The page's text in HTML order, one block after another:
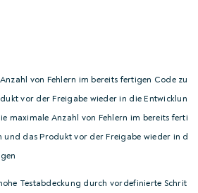
von Fehlern im bereits fertigen Code zu
vor der Freigabe wieder in die Entwicklun
maximale Anzahl von Fehlern im bereits ferti
und das Produkt vor der Freigabe wieder in d
Testabdeckung durch vordefinierte Schrit